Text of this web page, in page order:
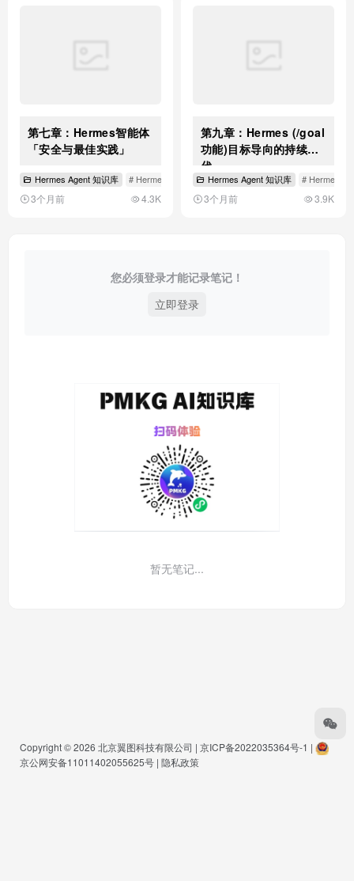
第七章：Hermes智能体
「安全与最佳实践」
Hermes Agent 知识库 # Hermes MCP 集成 # Hermes内存系统 # Hermes安
3个月前 4.3K
第九章：Hermes (/goal
功能)目标导向的持续迭
代
Hermes Agent 知识库 # Hermes的/
3个月前 3.9K
您必须登录才能记录笔记！
立即登录
暂无笔记...
Copyright © 2026 北京翼图科技有限公司 | 京ICP备2022035364号-1 |
京公网安备11011402055625号 | 隐私政策